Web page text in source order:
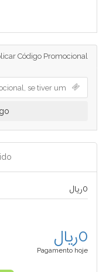
Código Promocional
0ریال
0ریال
Pagamento hoje